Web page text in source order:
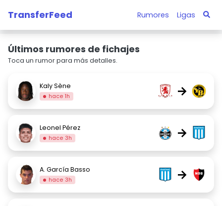
TransferFeed Rumores Ligas
Últimos rumores de fichajes
Toca un rumor para más detalles.
Kaly Sène
hace 1h →
Leonel Pérez
hace 3h →
A. García Basso
hace 3h →